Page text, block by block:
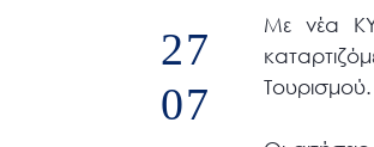
27
07
Με νέα
Τουρισμού.